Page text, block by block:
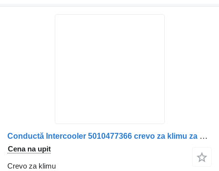
Conductă Intercooler 5010477366 crevo za klimu za Renault kamiona
Cena na upit
Crevo za klimu